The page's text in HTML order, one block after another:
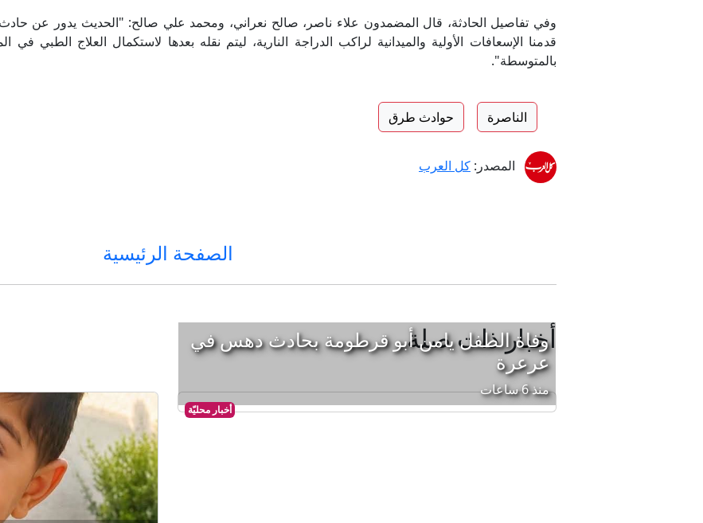
كيف صنع عبدول السيد فوزه في ميشيغان؟
وفي تفاصيل الحادثة، قال المضمدون علاء ناصر، صالح نعراني، ومحمد علي صالح: "الحديث يدور عن
قدمنا الإسعافات الأولية والميدانية لراكب الدراجة النارية، ليتم نقله بعدها لاستكمال العلاج
بالمتوسطة".
الناصرة حوادث طرق
المصدر: كل العرب
الصفحة الرئيسية
أخبار ذات صلة
أخبار محليّة
وفاة الطفل يامن أبو قرطومة بحادث دهس في
عرعرة
منذ 6 ساعات